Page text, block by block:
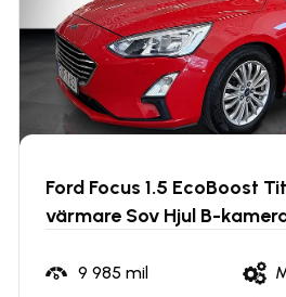
Ford Focus 1.5 EcoBoost
värmare Sov Hjul B-
9 985 mil